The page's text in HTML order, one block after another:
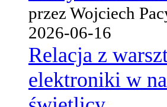
przez Wojciech
2026-06-16
Relacja z
elektroniki w